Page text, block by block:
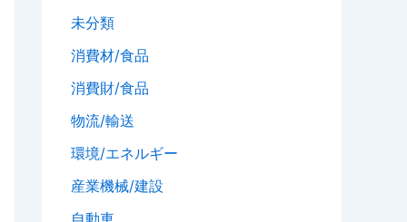
未分類
消費材/食品
消費財/食品
物流/輸送
環境/エネルギー
産業機械/建設
自動車